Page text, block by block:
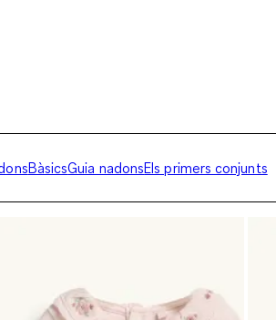
BàsicsGuia nadonsEls primers conjunts